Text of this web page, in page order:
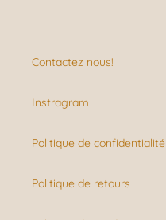
Contactez nous!
Instragram
Politique de confidentialité
Politique de retours